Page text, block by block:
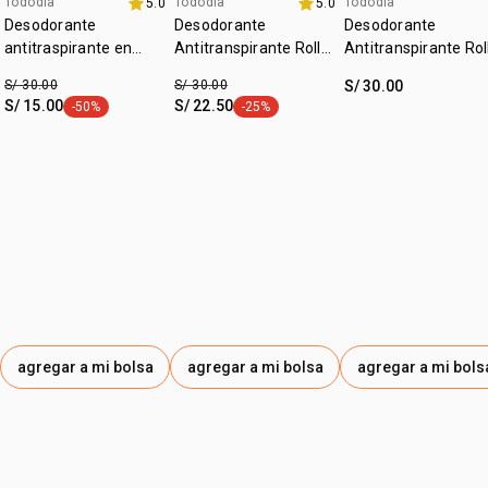
fecha dupla 5.0
Desodorante
antitraspirante en
perfume
S/ 30.00
S/ 15.00 etiqueta -50%
-50%
agregar a mi bolsa
+20% off 5.0
Desodorante
Antitranspirante Roll-
Limón y Menta
S/ 30.00
S/ 22.50 etiqueta -25%
-25%
agregar a mi bolsa
+20% off
Desodorante
Antitranspirante
Limón y Guanábana
S/ 30.00
agregar a mi